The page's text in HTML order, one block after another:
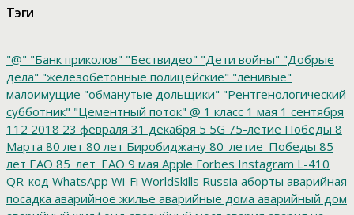
Тэги
"@" "Банк приколов" "Бествидео" "Дети войны" "Добрые
дела" "железобетонные полицейские" "ленивые"
малоимущие "обманутые дольщики" "Рентгенологический
субботник" "Цементный поток" @ 1 класс 1 мая 1 сентября
112 2018 23 февраля 31 декабря 5 5G 75-летие Победы 8
Марта 80 лет 80 лет Биробиджану 80_летие_Победы 85
лет ЕАО 85_лет_ЕАО 9 мая Apple Forbes Instagram L-410
QR-код WhatsApp Wi-Fi WorldSkills Russia аборты аварийная
посадка аварийное жилье аварийные дома аварийный дом